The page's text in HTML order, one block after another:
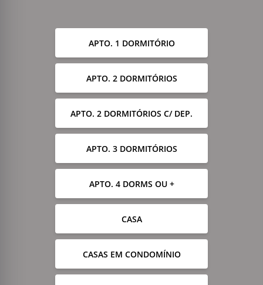
APTO. 1 DORMITÓRIO
APTO. 2 DORMITÓRIOS
APTO. 2 DORMITÓRIOS C/ DEP.
APTO. 3 DORMITÓRIOS
APTO. 4 DORMS OU +
CASA
CASAS EM CONDOMÍNIO